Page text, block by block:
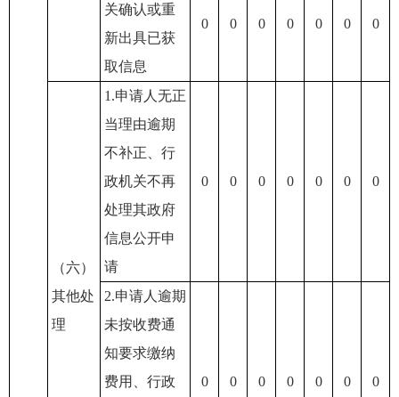
关确认或重
新出具已获
取信息
0 0 0 0 0 0 0
（六）
其他处
理
1.申请人无正
当理由逾期
不补正、行
政机关不再
处理其政府
信息公开申
请
0 0 0 0 0 0 0
2.申请人逾期
未按收费通
知要求缴纳
费用、行政
0 0 0 0 0 0 0